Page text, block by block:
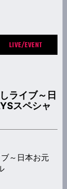
LIVE/EVENT
ライブ～日
スペシャ
～日本お元